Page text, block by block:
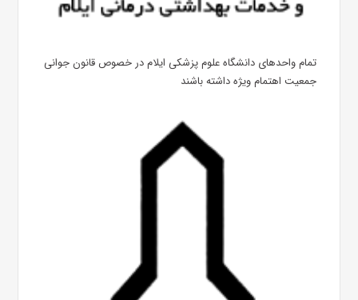
تمام واحدهای دانشگاه علوم پزشکی ایلام در خصوص قانون جوانی
جمعیت اهتمام ویژه داشته باشند